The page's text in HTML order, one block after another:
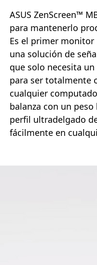
ASUS ZenScreen™
para mantenerlo
Es el primer
una solución de
que solo necesita
para ser totalmente
cualquier
balanza con un
perfil ultradelgado
fácilmente en